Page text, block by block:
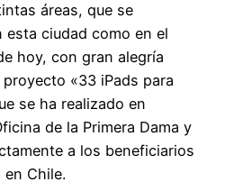
áreas, que se
ciudad como en el
hoy, con gran alegría
«33 iPads para
se ha realizado en
de la Primera Dama y
a los beneficiarios
en Chile.